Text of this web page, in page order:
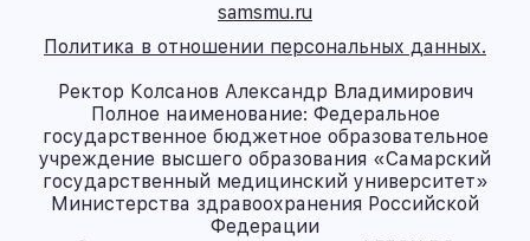
samsmu.ru
Политика в отношении персональных данных.
Ректор Колсанов Александр Владимирович
Полное наименование: Федеральное
государственное бюджетное образовательное
учреждение высшего образования «Самарский
государственный медицинский университет»
Министерства здравоохранения Российской
Федерации